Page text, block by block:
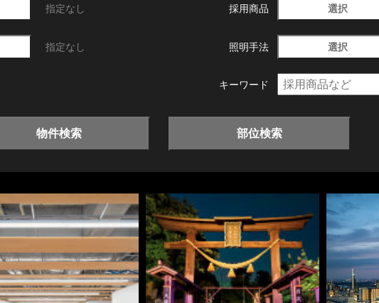
指定なし 採用商品 選択
指定なし 照明手法 選択
キーワード
物件検索 部位検索